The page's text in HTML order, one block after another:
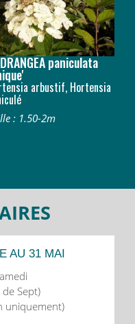
paniculata
arbustif, Hortensia
: 1.50-2m
AU 31 MAI
Sept)
uniquement)